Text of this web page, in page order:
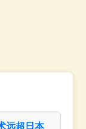
远超日本